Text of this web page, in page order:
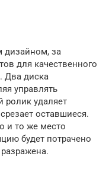
дизайном, за
для качественного
Два диска
управлять
удаляет
оставшиеся.
и то же место
будет потрачено